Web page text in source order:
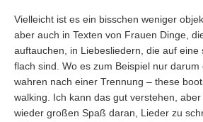
Vielleicht ist es ein bisschen weniger
aber auch in Texten von Frauen Dinge,
auftauchen, in Liebesliedern, die auf eine
flach sind. Wo es zum Beispiel nur darum
wahren nach einer Trennung – these
walking. Ich kann das gut verstehen,
wieder großen Spaß daran, Lieder zu